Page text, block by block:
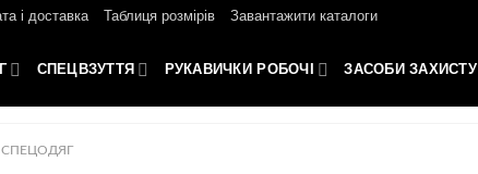
і доставка Таблиця розмірів Завантажити каталоги
СПЕЦВЗУТТЯ РУКАВИЧКИ РОБОЧІ ЗАСОБИ ЗАХИСТУ